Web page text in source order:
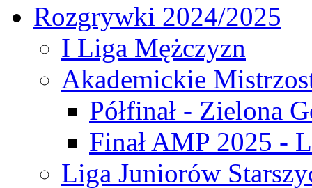
Rozgrywki 2024/2025
I Liga Mężczyzn
Akademickie
Półfinał - Zielona
Finał AMP 2025 -
Liga Juniorów